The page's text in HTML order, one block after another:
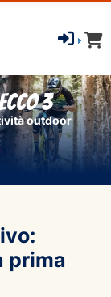
outdoor
3
prima